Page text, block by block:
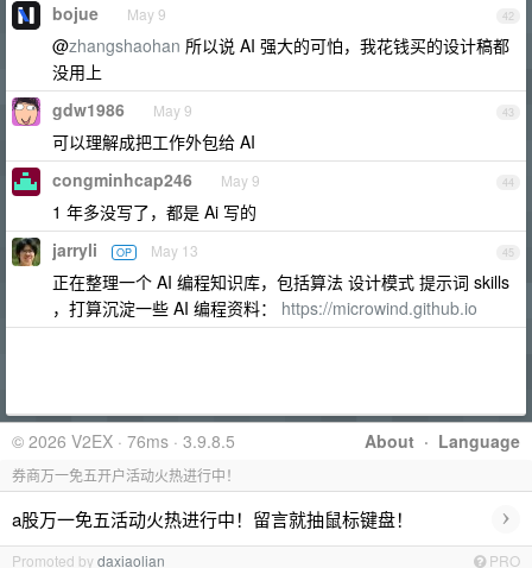
42
bojue May 9
@zhangshaohan 所以说 AI 强大的可怕，我花钱买的设计稿都
没用上
43
gdw1986 May 9
可以理解成把工作外包给 AI
44
congminhcap246 May 9
1 年多没写了，都是 Ai 写的
45
jarryli OP May 13
正在整理一个 AI 编程知识库，包括算法 设计模式 提示词 skills
，打算沉淀一些 AI 编程资料： https://microwind.github.io
About · Language
© 2026 V2EX · 76ms · 3.9.8.5
券商万一免五开户活动火热进行中！
a股万一免五活动火热进行中！留言就抽鼠标键盘！ ›
Promoted bydaxiaolian PRO